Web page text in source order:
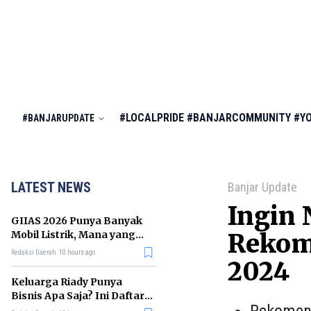
#BANJARUPDATE #LOCALPRIDE #BANJARCOMMUNITY
LATEST NEWS
GIIAS 2026 Punya Banyak
Mobil Listrik, Mana yang
Cocok untuk Gaji Rp10 Juta?
Redaksi Daerah 10 hours ago
Keluarga Riady Punya
Bisnis Apa Saja? Ini Daftar
Banjar Update
Ingin
2024